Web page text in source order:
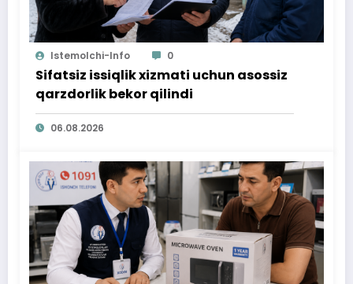
Istemolchi-Info 0
Sifatsiz issiqlik xizmati uchun asossiz
qarzdorlik bekor qilindi
06.08.2026